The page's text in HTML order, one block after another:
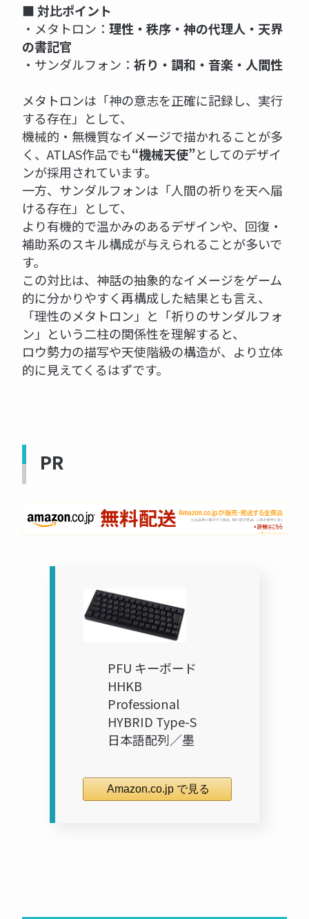
■ 対比ポイント
・メタトロン： 理性・秩序・神の代理人・天界
の書記官
・サンダルフォン： 祈り・調和・音楽・人間性
メタトロンは「神の意志を正確に記録し、実行
する存在」として、
機械的・無機質なイメージで描かれることが多
く、ATLAS作品でも“機械天使”としてのデザイ
ンが採用されています。
一方、サンダルフォンは「人間の祈りを天へ届
ける存在」として、
より有機的で温かみのあるデザインや、回復・
補助系のスキル構成が与えられることが多いで
す。
この対比は、神話の抽象的なイメージをゲーム
的に分かりやすく再構成した結果とも言え、
「理性のメタトロン」と「祈りのサンダルフォ
ン」という二柱の関係性を理解すると、
ロウ勢力の描写や天使階級の構造が、より立体
的に見えてくるはずです。
PR
PFU キーボード
HHKB
Professional
HYBRID Type-S
日本語配列／墨
Amazon.co.jp で見る